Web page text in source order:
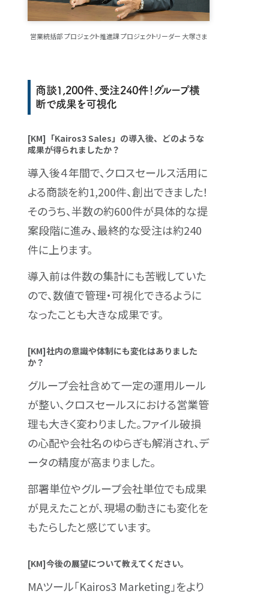
営業統括部 プロジェクト推進課 プロジェクトリーダー 大塚さま
商談1,200件、受注240件！グループ横
断で成果を可視化
[KM]「Kairos3 Sales」の導入後、どのような
成果が得られましたか？
導入後４年間で、クロスセールス活用に
よる商談を約1,200件、創出できました！
そのうち、半数の約600件が具体的な提
案段階に進み、最終的な受注は約240
件に上ります。
導入前は件数の集計にも苦戦していた
ので、数値で管理・可視化できるように
なったことも大きな成果です。
[KM]社内の意識や体制にも変化はありました
か？
グループ会社含めて一定の運用ルール
が整い、クロスセールスにおける営業管
理も大きく変わりました。ファイル破損
の心配や会社名のゆらぎも解消され、デ
ータの精度が高まりました。
部署単位やグループ会社単位でも成果
が見えたことが、現場の動きにも変化を
もたらしたと感じています。
[KM]今後の展望について教えてください。
MAツール「Kairos3 Marketing」をより